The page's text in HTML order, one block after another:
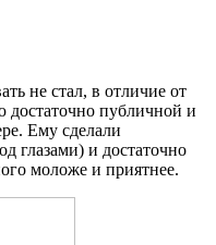
не стал, в отличие от
достаточно публичной и
Ему сделали
глазами) и достаточно
моложе и приятнее.